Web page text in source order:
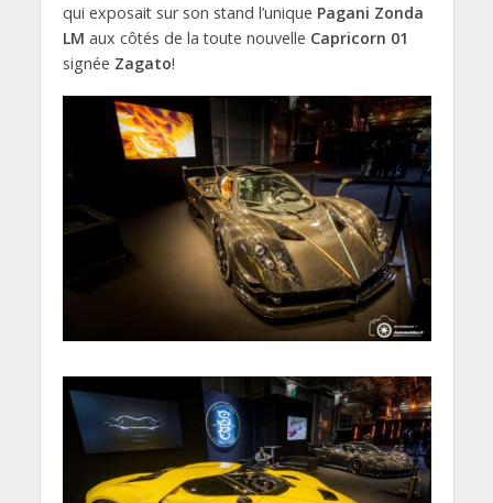
qui exposait sur son stand l’unique Pagani Zonda
LM aux côtés de la toute nouvelle Capricorn 01
signée Zagato!